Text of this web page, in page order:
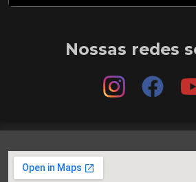
Nossas redes